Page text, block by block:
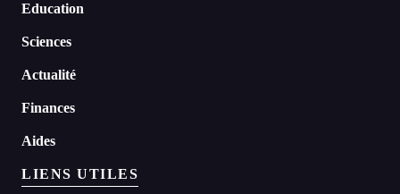
Education
Sciences
Actualité
Finances
Aides
LIENS UTILES